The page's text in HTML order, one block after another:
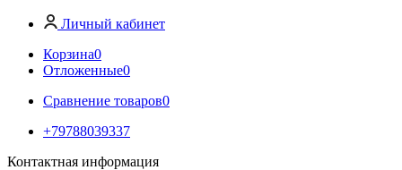
Личный кабинет
Корзина0
Отложенные0
Сравнение товаров0
+79788039337
Контактная информация